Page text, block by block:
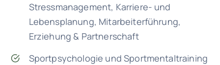
Stressmanagement, Karriere- und
Lebensplanung, Mitarbeiterführung,
Erziehung & Partnerschaft
Sportpsychologie und Sportmentaltraining